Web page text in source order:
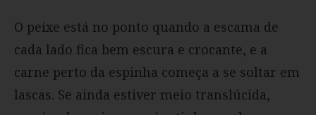
O peixe está no ponto quando a escama de
cada lado fica bem escura e crocante, e a
carne perto da espinha começa a se soltar em
lascas. Se ainda estiver meio translúcida,